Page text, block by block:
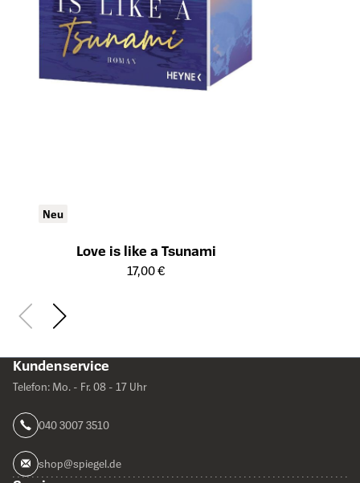
Neu
Love is like a Tsunami
Öffnet die Detailseite des Produkts
17,00 €
Kundenservice
Telefon: Mo. - Fr. 08 - 17 Uhr
040 3007 3510
shop@spiegel.de